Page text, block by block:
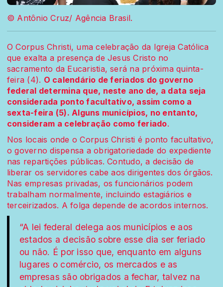
© Antônio Cruz/ Agência Brasil.
O Corpus Christi, uma celebração da Igreja Católica
que exalta a presença de Jesus Cristo no
sacramento da Eucaristia, será na próxima quinta-
feira (4). O calendário de feriados do governo
federal determina que, neste ano de, a data seja
considerada ponto facultativo, assim como a
sexta-feira (5). Alguns municípios, no entanto,
consideram a celebração como feriado.
Nos locais onde o Corpus Christi é ponto facultativo,
o governo dispensa a obrigatoriedade do expediente
nas repartições públicas. Contudo, a decisão de
liberar os servidores cabe aos dirigentes dos órgãos.
Nas empresas privadas, os funcionários podem
trabalham normalmente, incluindo estagiários e
terceirizados. A folga depende de acordos internos.
“A lei federal delega aos municípios e aos
estados a decisão sobre esse dia ser feriado
ou não. É por isso que, enquanto em alguns
lugares o comércio, os mercados e as
empresas são obrigados a fechar, talvez na